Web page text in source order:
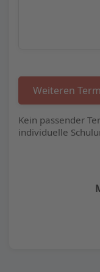
Weiteren
Kein passender
individuelle